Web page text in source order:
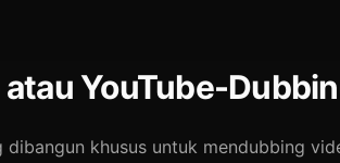
YouTube-
dibangun khusus untuk mendubbing